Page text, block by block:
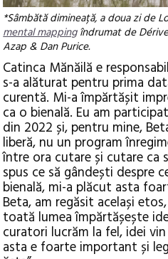
*Sâmbătă dimineață, a doua zi de
mental mappingîndrumat de
Azap & Dan Purice.
Catinca Mănăilă e
s-a alăturat pentru prima
curentă. Mi-a împărtășit
ca o bienală. Eu am
din 2022 și, pentru mine,
liberă, nu un program
între ora cutare și cutare ca
spus ce să gândești despre
bienală, mi-a plăcut asta
Beta, am regăsit același
toată lumea împărtășește
curatori lucrăm la fel, idei
asta e foarte important și